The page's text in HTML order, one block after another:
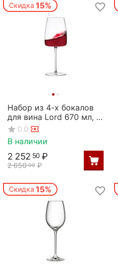
Скидка 15%
Набор из 4-х бокалов
для вина Lord 670 мл, D
94 мм, H 240 мм, Rona
0.0
В наличии
2 650 00 ₽
2 252 50 ₽
Скидка 15%